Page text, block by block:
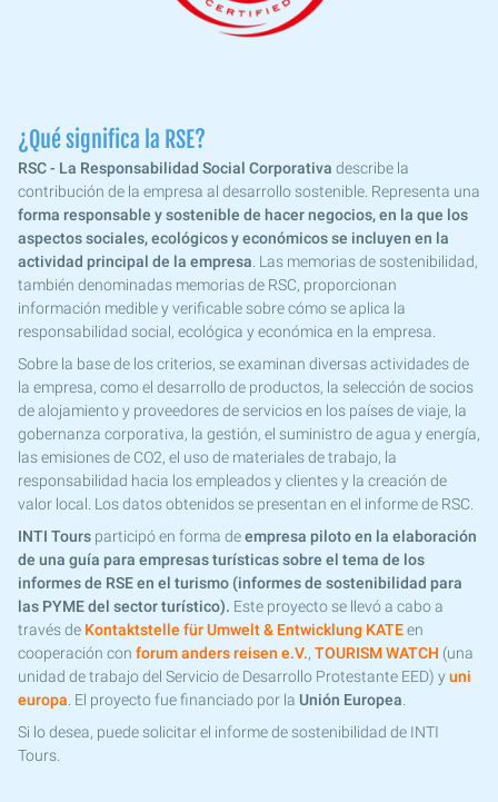
¿Qué significa la RSE?
RSC - La Responsabilidad Social Corporativa describe la
contribución de la empresa al desarrollo sostenible. Representa una
forma responsable y sostenible de hacer negocios, en la que los
aspectos sociales, ecológicos y económicos se incluyen en la
actividad principal de la empresa . Las memorias de sostenibilidad,
también denominadas memorias de RSC, proporcionan
información medible y verificable sobre cómo se aplica la
responsabilidad social, ecológica y económica en la empresa.
Sobre la base de los criterios, se examinan diversas actividades de
la empresa, como el desarrollo de productos, la selección de socios
de alojamiento y proveedores de servicios en los países de viaje, la
gobernanza corporativa, la gestión, el suministro de agua y energía,
las emisiones de CO2, el uso de materiales de trabajo, la
responsabilidad hacia los empleados y clientes y la creación de
valor local. Los datos obtenidos se presentan en el informe de RSC.
INTI Tours participó en forma deempresa piloto en la elaboración
de una guía para empresas turísticas sobre el tema de los
informes de RSE en el turismo (informes de sostenibilidad para
las PYME del sector turístico). Este proyecto se llevó a cabo a
través de Kontaktstelle für Umwelt & Entwicklung KATEen
cooperación con forum anders reisen e.V., TOURISM WATCH (una
unidad de trabajo del Servicio de Desarrollo Protestante EED) y uni
europa . El proyecto fue financiado por la Unión Europea
Si lo desea, puede solicitar el informe de sostenibilidad de INTI
Tours.